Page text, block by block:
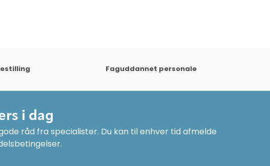
Faguddannet personale
i dag
råd fra specialister. Du kan til enhver tid afmelde